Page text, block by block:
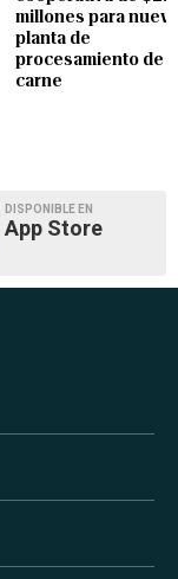
millones para nueva
planta de
procesamiento de
carne
DISPONIBLE EN
App Store